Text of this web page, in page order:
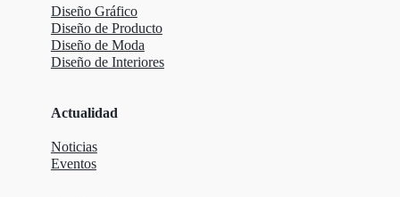
Diseño Gráfico
Diseño de Producto
Diseño de Moda
Diseño de Interiores
Actualidad
Noticias
Eventos